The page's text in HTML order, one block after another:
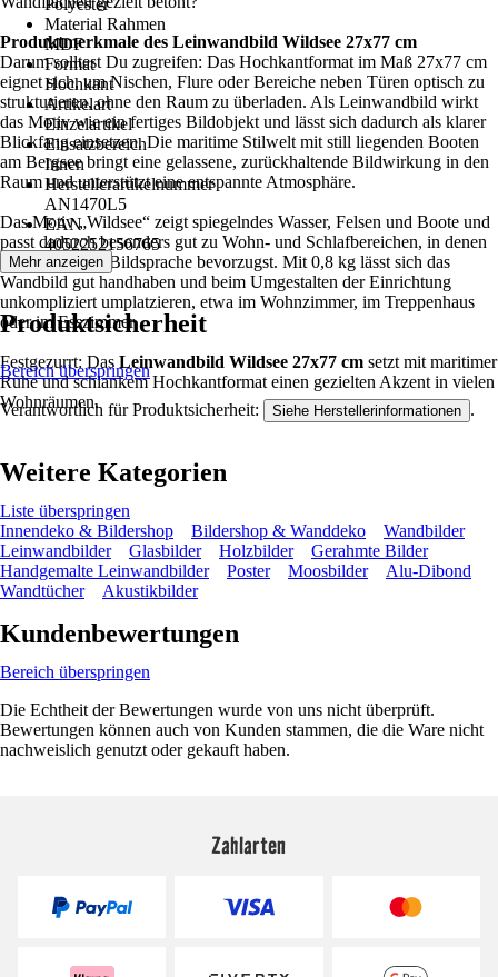
Polyester
Material Rahmen
MDF
Format
Hochkant
Artikelart
Einzelartikel
Einsatzbereich
Innen
Herstellerartikelnummer
AN1470L5
EAN
4052252156765
Produktmerkmale des Leinwandbild Wildsee 27x77 cm
Darum solltest Du zugreifen: Das Hochkantformat im Maß 27x77 cm
eignet sich, um Nischen, Flure oder Bereiche neben Türen optisch zu
strukturieren, ohne den Raum zu überladen. Als Leinwandbild wirkt
das Motiv wie ein fertiges Bildobjekt und lässt sich dadurch als klarer
Blickfang einsetzen. Die maritime Stilwelt mit still liegenden Booten
am Bergsee bringt eine gelassene, zurückhaltende Bildwirkung in den
Raum und unterstützt eine entspannte Atmosphäre.
Das Motiv „Wildsee“ zeigt spiegelndes Wasser, Felsen und Boote und
passt dadurch besonders gut zu Wohn- und Schlafbereichen, in denen
Du eine ruhige Bildsprache bevorzugst. Mit 0,8 kg lässt sich das
Wandbild gut handhaben und beim Umgestalten der Einrichtung
unkompliziert umplatzieren, etwa im Wohnzimmer, im Treppenhaus
oder im Esszimmer.
Festgezurrt: Das Leinwandbild Wildsee 27x77 cm setzt mit maritimer
Ruhe und schlankem Hochkantformat einen gezielten Akzent in vielen
Wohnräumen.
Mehr anzeigen
Produktsicherheit
Bereich überspringen
Verantwortlich für Produktsicherheit: Siehe Herstellerinformationen .
Weitere Kategorien
Liste überspringen
Innendeko & Bildershop
Bildershop & Wanddeko
Wandbilder
Leinwandbilder
Glasbilder Holzbilder
Gerahmte Bilder
Handgemalte Leinwandbilder
Poster Moosbilder
Alu-Dibond
Wandtücher
Akustikbilder
Kundenbewertungen
Bereich überspringen
Die Echtheit der Bewertungen wurde von uns nicht überprüft.
Bewertungen können auch von Kunden stammen, die die Ware nicht
nachweislich genutzt oder gekauft haben.
Zahlarten